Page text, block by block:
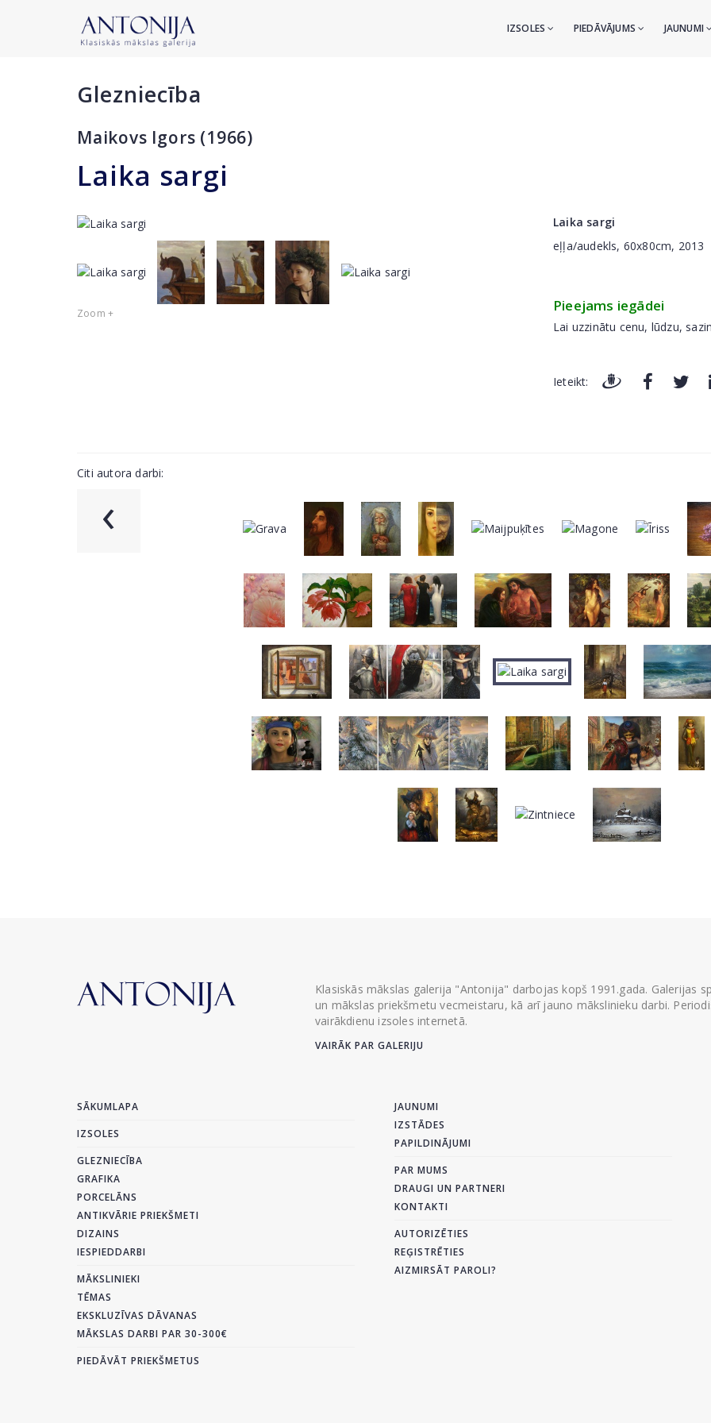
IZSOLES PIEDĀVĀJUMS JAUNUMI
Glezniecība
Maikovs Igors (1966)
Laika sargi
Zoom +
Laika sargi
eļļa/audekls, 60x80cm, 2013
Pieejams iegādei
Lai uzzinātu cenu, lūdzu,
Ieteikt:
Citi autora darbi:
‹
Klasiskās mākslas galerija "Antonija" darbojas kopš 1991.gada. Galerijas
un mākslas priekšmetu vecmeistaru, kā arī jauno mākslinieku darbi.
vairākdienu izsoles internetā.
VAIRĀK PAR GALERIJU
SĀKUMLAPA
IZSOLES
GLEZNIECĪBA
GRAFIKA
PORCELĀNS
ANTIKVĀRIE PRIEKŠMETI
DIZAINS
IESPIEDDARBI
MĀKSLINIEKI
TĒMAS
EKSKLUZĪVAS DĀVANAS
MĀKSLAS DARBI PAR 30-300€
PIEDĀVĀT PRIEKŠMETUS
JAUNUMI
IZSTĀDES
PAPILDINĀJUMI
PAR MUMS
DRAUGI UN PARTNERI
KONTAKTI
AUTORIZĒTIES
REĢISTRĒTIES
AIZMIRSĀT PAROLI?